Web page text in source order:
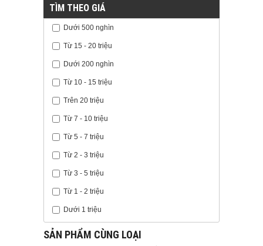
TÌM THEO GIÁ
Dưới 500 nghìn
Từ 15 - 20 triệu
Dưới 200 nghìn
Từ 10 - 15 triệu
Trên 20 triệu
Từ 7 - 10 triệu
Từ 5 - 7 triệu
Từ 2 - 3 triệu
Từ 3 - 5 triệu
Từ 1 - 2 triệu
Dưới 1 triệu
SẢN PHẨM CÙNG LOẠI